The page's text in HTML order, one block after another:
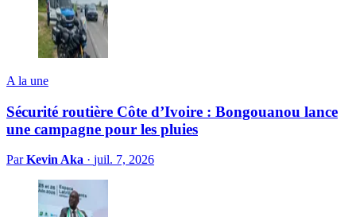
A la une
Sécurité routière Côte d’Ivoire : Bongouanou lance
une campagne pour les pluies
ParKevin Aka · juil. 7, 2026